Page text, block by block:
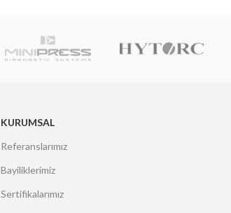
KURUMSAL
Referanslarımız
Bayiliklerimiz
Sertifikalarımız